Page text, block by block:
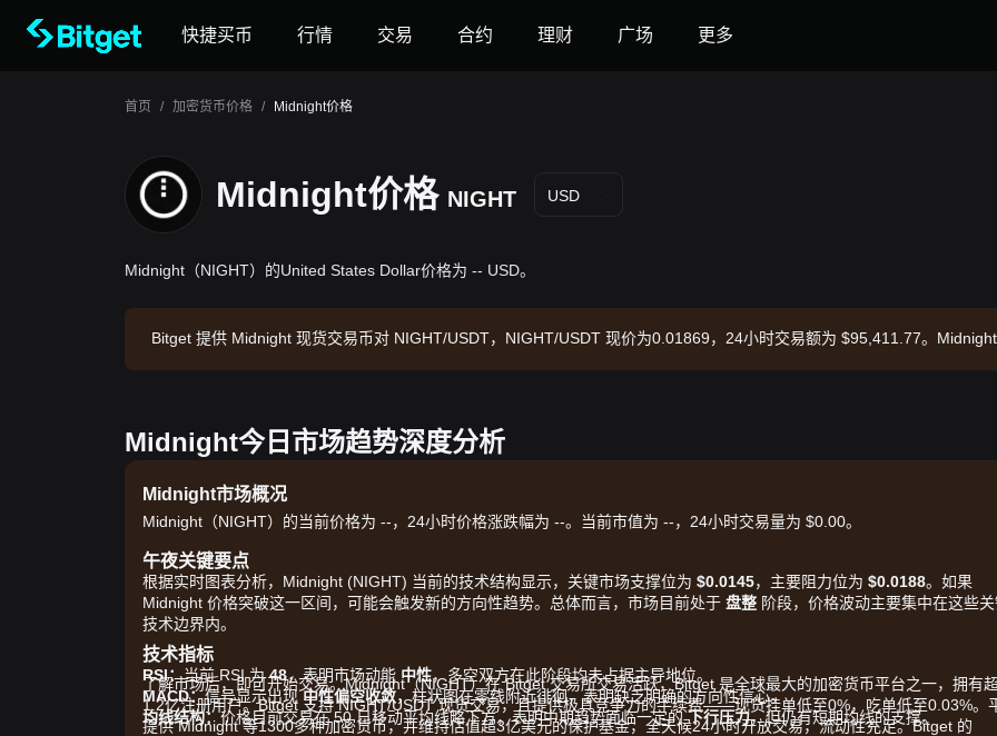
快捷买币 行情 交易 合约 理财 广场 更多
首页 / 加密货币价格 / Midnight价格
Midnight价格 NIGHT USD
Midnight（NIGHT）的United States Dollar价格为 -- USD。
Bitget 提供 Midnight 现货交易币对 NIGHT/USDT，NIGHT/USDT 现价为0.01869，24小时交易额为 $95,411.77。
Midnight今日市场趋势深度分析
Midnight市场概况
Midnight（NIGHT）的当前价格为 --，24小时价格涨跌幅为 --。当前市值为 --，24小时交易量为 $0.00。
午夜关键要点
根据实时图表分析，Midnight (NIGHT) 当前的技术结构显示，关键市场支撑位为 $0.0145，主要阻力位为 $0.0188。如果
Midnight 价格突破这一区间，可能会触发新的方向性趋势。总体而言，市场目前处于 盘整 阶段，价格波动主要集中在这些
技术边界内。
技术指标
RSI：当前 RSI 为48，表明市场动能 中性，多空双方在此阶段均未占据主导地位。
MACD：信号显示出现中性偏空收敛，柱状图在零线附近徘徊，表明缺乏明确的方向性信心。
均线结构：价格目前交易在 50 日移动平均线略下方，表明中期趋势面临一定的下行压力，但仍有短期均线的支撑。
了解市场后，即可开始交易。Midnight（NIGHT）在 Bitget 交易所交易活跃，Bitget 是全球最大的加密货币平台之一，拥有
1.2亿注册用户。Bitget 支持 NIGHT/USDT 现货交易，且提供极具竞争力的手续费——现货挂单低至0%，吃单低至0.03%。
提供 Midnight 等1300多种加密货币，并维持估值超3亿美元的保护基金，全天候24小时开放交易，流动性充足。Bitget 的